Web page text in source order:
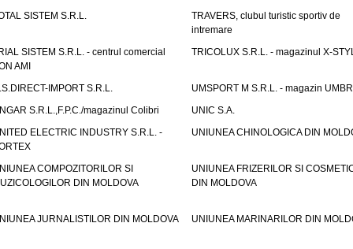
SISTEM S.R.L.
TRAVERS, clubul turistic sportiv de
intremare
SISTEM S.R.L. - centrul comercial
AMI
TRICOLUX S.R.L. - magazinul X-
IMPORT S.R.L.
UMSPORT M S.R.L. - magazin
S.R.L.,F.P.C./magazinul Colibri
UNIC S.A.
ELECTRIC INDUSTRY S.R.L. -
UNIUNEA CHINOLOGICA DIN
COMPOZITORILOR SI
DIN MOLDOVA
UNIUNEA FRIZERILOR SI
DIN MOLDOVA
JURNALISTILOR DIN MOLDOVA UNIUNEA MARINARILOR DIN